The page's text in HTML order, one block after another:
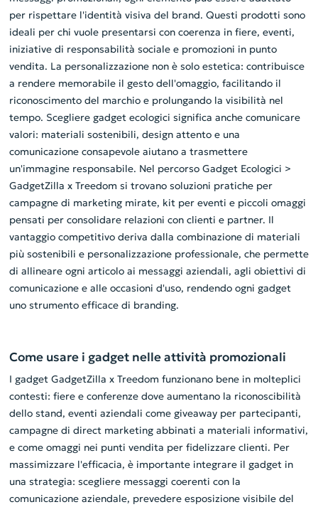
per rispettare l'identità visiva del brand. Questi prodotti sono
ideali per chi vuole presentarsi con coerenza in fiere, eventi,
iniziative di responsabilità sociale e promozioni in punto
vendita. La personalizzazione non è solo estetica: contribuisce
a rendere memorabile il gesto dell'omaggio, facilitando il
riconoscimento del marchio e prolungando la visibilità nel
tempo. Scegliere gadget ecologici significa anche comunicare
valori: materiali sostenibili, design attento e una
comunicazione consapevole aiutano a trasmettere
un'immagine responsabile. Nel percorso Gadget Ecologici >
GadgetZilla x Treedom si trovano soluzioni pratiche per
campagne di marketing mirate, kit per eventi e piccoli omaggi
pensati per consolidare relazioni con clienti e partner. Il
vantaggio competitivo deriva dalla combinazione di materiali
più sostenibili e personalizzazione professionale, che permette
di allineare ogni articolo ai messaggi aziendali, agli obiettivi di
comunicazione e alle occasioni d'uso, rendendo ogni gadget
uno strumento efficace di branding.
Come usare i gadget nelle attività promozionali
I gadget GadgetZilla x Treedom funzionano bene in molteplici
contesti: fiere e conferenze dove aumentano la riconoscibilità
dello stand, eventi aziendali come giveaway per partecipanti,
campagne di direct marketing abbinati a materiali informativi,
e come omaggi nei punti vendita per fidelizzare clienti. Per
massimizzare l'efficacia, è importante integrare il gadget in
una strategia: scegliere messaggi coerenti con la
comunicazione aziendale, prevedere esposizione visibile del